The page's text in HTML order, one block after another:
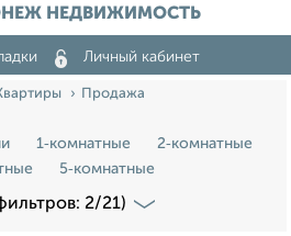
НЕДВИЖИМОСТЬ
Личный кабинет
Продажа
1‑комнатные
2‑комнатные
5‑комнатные
2/21)